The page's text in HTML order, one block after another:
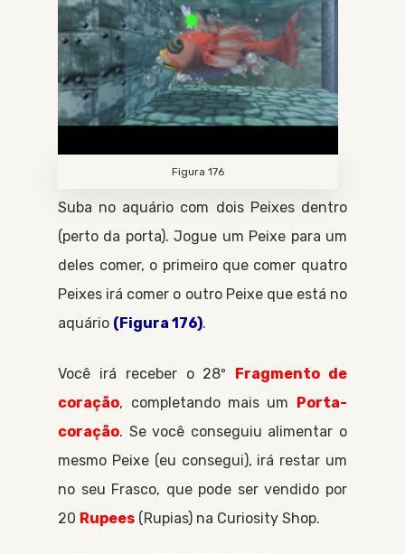
Figura 176
Suba no aquário com dois Peixesdentro
(perto da porta). Jogue um Peixe para um
deles comer, o primeiro que comer quatro
Peixes irá comer o outro Peixeque está no
aquário (Figura 176).
Você irá receber o 28º Fragmento de
coração, completando mais um Porta-
coração. Se você conseguiu alimentar o
mesmo Peixe(eu consegui), irá restar um
no seu Frasco, que pode ser vendido por
20 Rupees Rupias na Curiosity Shop.